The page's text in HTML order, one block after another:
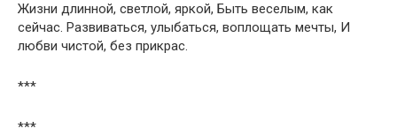
Жизни длинной, светлой, яркой, Быть веселым, как
сейчас. Развиваться, улыбаться, воплощать мечты, И
любви чистой, без прикрас.
***
***